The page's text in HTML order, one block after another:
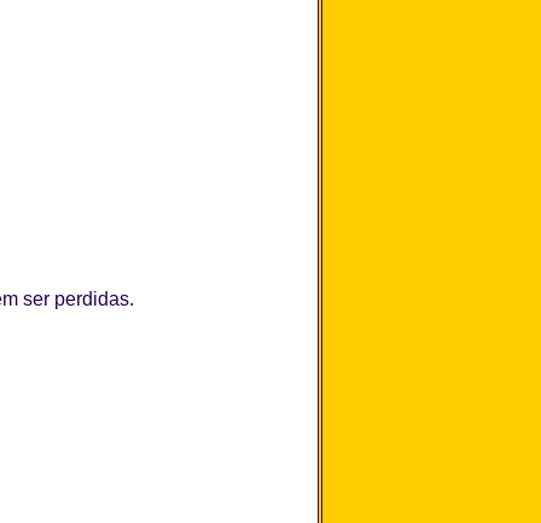
ser perdidas.